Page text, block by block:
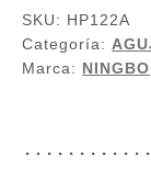
50
CC.
cantidad
SKU: HP122A
Categoría:
Marca: NINGBO